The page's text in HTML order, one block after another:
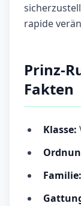
rapide
Prinz-
Fakten
Klasse:
Familie: